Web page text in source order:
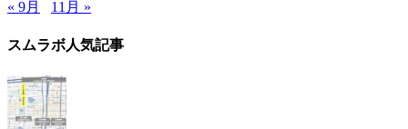
« 9月
11月 »
スムラボ人気記事